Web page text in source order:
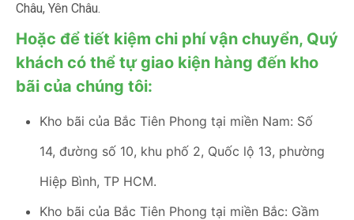
Châu, Yên Châu.
Hoặc để tiết kiệm chi phí vận chuyển, Quý
khách có thể tự giao kiện hàng đến kho
bãi của chúng tôi:
Kho bãi của Bắc Tiên Phong tại miền Nam: Số
14, đường số 10, khu phố 2, Quốc lộ 13, phường
Hiệp Bình, TP HCM.
Kho bãi của Bắc Tiên Phong tại miền Bắc: Gầm